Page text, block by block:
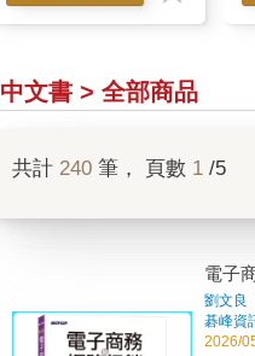
中文書 > 全部商品
共計 240 筆， 頁數 1 /5
電子
劉文良
碁峰資
2026/